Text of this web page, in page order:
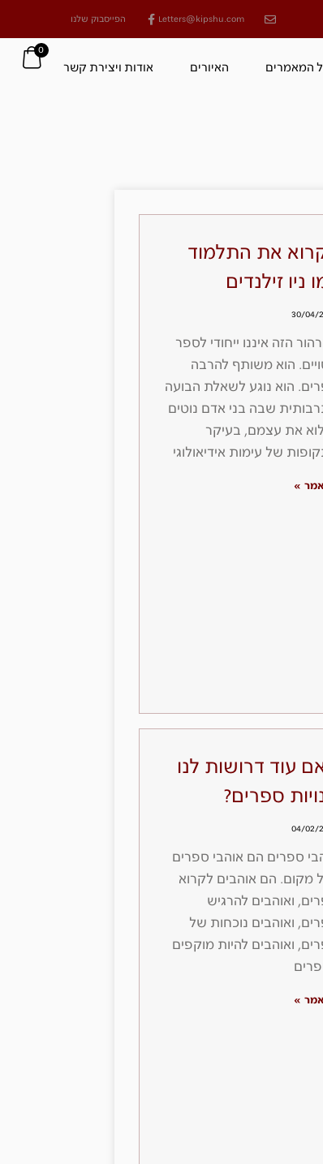
Letters@kipshu.com הפייסבוק שלנו
המאמרים האיורים אודות ויצירת קשר
0
את התלמוד
ניו זילנדים
30/04/
הזה איננו ייחודי לספר
הוא משותף להרבה
הוא נוגע לשאלת הבועה
שבה בני אדם נוטים
את עצמם, בעיקר
של עימות אידיאולוגי
»
עוד דרושות לנו
ספרים?
04/02/
ספרים הם אוהבי ספרים
מקום. הם אוהבים לקרוא
ואוהבים להרגיש
ואוהבים נוכחות של
ואוהבים להיות מוקפים
»